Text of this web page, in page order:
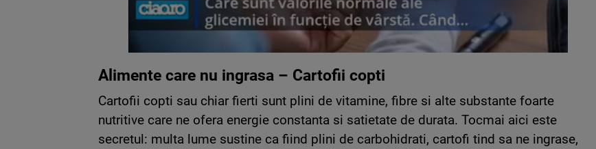
Alimente care nu ingrasa – Cartofii copti
Cartofii copti sau chiar fierti sunt plini de vitamine, fibre si alte substante foarte
nutritive care ne ofera energie constanta si satietate de durata. Tocmai aici este
secretul: multa lume sustine ca fiind plini de carbohidrati, cartofi tind sa ne ingrase,